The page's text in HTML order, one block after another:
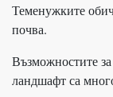
Теменужките
почва.
Възможностите
ландшафт са